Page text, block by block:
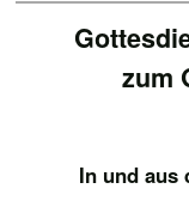
zum
In und aus